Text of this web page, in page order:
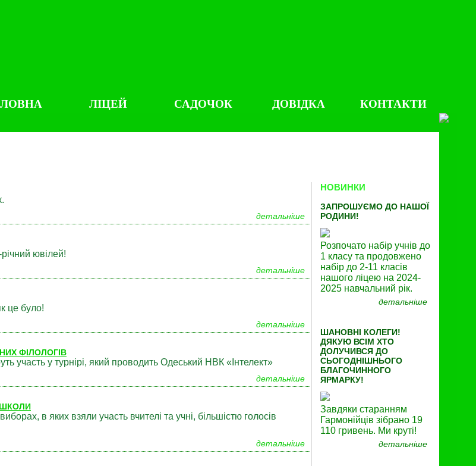
ЛІЦЕЙ САДОЧОК ДОВІДКА КОНТАКТИ
НОВИНКИ
ЗАПРОШУЄМО ДО НАШОЇ
РОДИНИ!
Розпочато набір учнів до
1 класу та продовжено
набір до 2-11 класів
нашого ліцею на 2024-
2025 навчальний рік.
детальніше
ШАНОВНІ КОЛЕГИ!
ДЯКУЮ ВСІМ ХТО
ДОЛУЧИВСЯ ДО
СЬОГОДНІШНЬОГО
БЛАГОЧИННОГО
ЯРМАРКУ!
Завдяки старанням
Гармонійців зібрано 19
110 гривень. Ми круті!
детальніше
детальніше
ювілей!
детальніше
це було!
детальніше
ФІЛОЛОГІВ
участь у турнірі, який проводить Одеський НВК «Інтелект»
детальніше
ШКОЛИ
в яких взяли участь вчителі та учні, більшістю голосів
детальніше